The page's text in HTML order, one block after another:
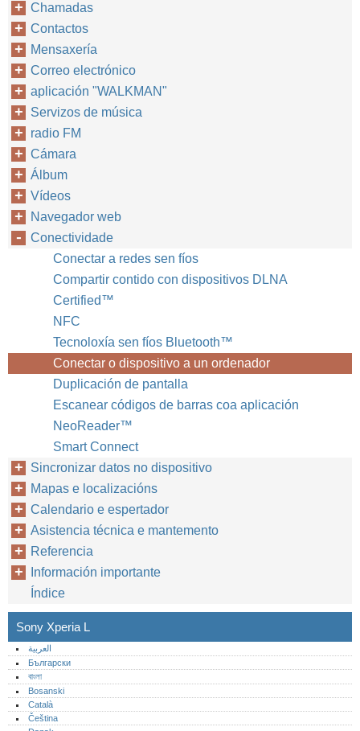
Chamadas
Contactos
Mensaxería
Correo electrónico
aplicación "WALKMAN"
Servizos de música
radio FM
Cámara
Álbum
Vídeos
Navegador web
Conectividade
Conectar a redes sen fíos
Compartir contido con dispositivos DLNA
Certified™‎
NFC
Tecnoloxía sen fíos Bluetooth™‎
Conectar o dispositivo a un ordenador
Duplicación de pantalla
Escanear códigos de barras coa aplicación
NeoReader™‎
Smart Connect
Sincronizar datos no dispositivo
Mapas e localizacións
Calendario e espertador
Asistencia técnica e mantemento
Referencia
Información importante
Índice
Sony Xperia L
العربية
Български
বাংলা
Bosanski
Català
Čeština